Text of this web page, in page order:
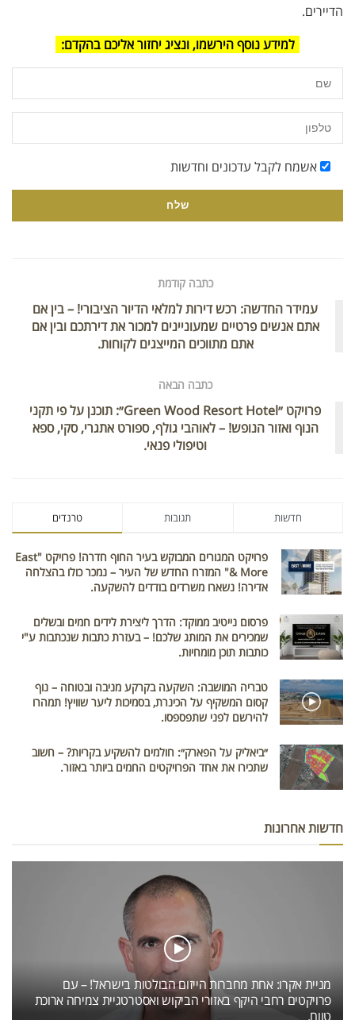
הדיירים.
למידע נוסף הירשמו, ונציג יחזור אליכם בהקדם:
אשמח לקבל עדכונים וחדשות
כתבה קודמת
עמידר החדשה: רכש דירות למלאי הדיור הציבורי! – בין אם
אתם אנשים פרטיים שמעוניינים למכור את דירתכם ובין אם
אתם מתווכים המייצגים לקוחות.
כתבה הבאה
פרויקט ״Green Wood Resort Hotel״: תוכנן על פי תקני
הנוף ואזור הנופש! – לאוהבי גולף, ספורט אתגרי, סקי, ספא
וטיפולי פנאי.
טרנדים תגובות חדשות
פרויקט המגורים המבוקש בעיר החוף חדרה! פרויקט "East
& More" המזרח החדש של העיר – נמכר כולו בהצלחה
אדירה! נשארו משרדים בודדים להשקעה.
פרסום נייטיב ממוקד: הדרך ליצירת לידים חמים ובשלים
שמכירים את המותג שלכם! – בעזרת כתבות שנכתבות ע"י
כותבות תוכן מומחיות.
טבריה המושבה: השקעה בקרקע מניבה ובטוחה – נוף
קסום המשקיף על הכינרת, בסמיכות ליער שוויץ! תמהרו
להירשם לפני שתפספסו.
״ביאליק על הפארק״: חולמים להשקיע בקריות? – חשוב
שתכירו את אחד הפרויקטים החמים ביותר באזור.
חדשות אחרונות
מניית אקרו: אחת מחברות הייזום הבולטות בישראל! – עם
פרויקטים רחבי היקף באזורי הביקוש ואסטרטגיית צמיחה ארוכת
טווח.